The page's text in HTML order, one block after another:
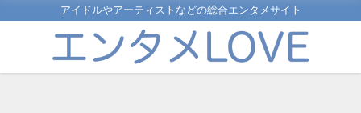
アイドルやアーティストなどの総合エンタメサイト